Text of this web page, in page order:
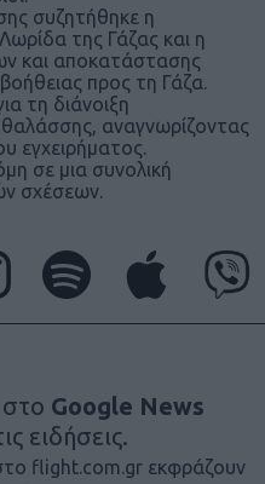
συζητήθηκε η
της Γάζας και η
και αποκατάστασης
προς τη Γάζα.
τη διάνοιξη
αναγνωρίζοντας
εγχειρήματος.
σε μια συνολική
σχέσεων.
στο Google News
ειδήσεις.
flight.com.gr εκφράζουν